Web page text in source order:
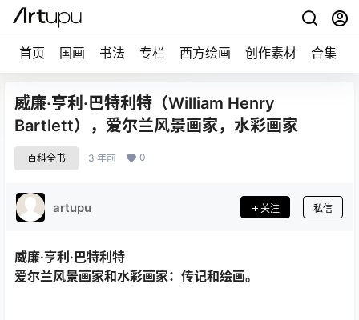
首页 国画 书法 专栏 西方绘画 创作素材 合集
威廉·亨利·巴特利特（William Henry
Bartlett），爱尔兰风景画家，水彩画家
百科全书 3 年前 0
artupu 关注 私信
威廉·亨利·巴特利特
爱尔兰风景画家和水彩画家：传记和绘画。